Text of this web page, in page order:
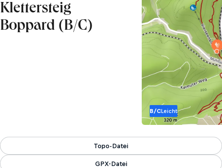
Klettersteig
Boppard (B/C)
B/CLeicht
Topo-Datei
GPX-Datei